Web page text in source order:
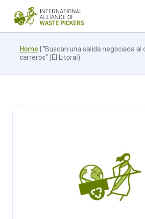
Home
“Buscan una salida negociada al
carreros” (El Litoral)